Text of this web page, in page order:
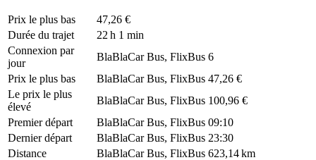
Prix ​​le plus bas
47,26 €
Durée du trajet
22 h 1 min
Connexion par
jour
BlaBlaCar Bus, FlixBus 6
Prix ​​le plus bas
BlaBlaCar Bus, FlixBus 47,26 €
Le prix le plus
élevé
BlaBlaCar Bus, FlixBus 100,96 €
Premier départ
BlaBlaCar Bus, FlixBus 09:10
Dernier départ
BlaBlaCar Bus, FlixBus 23:30
Distance
BlaBlaCar Bus, FlixBus 623,14 km